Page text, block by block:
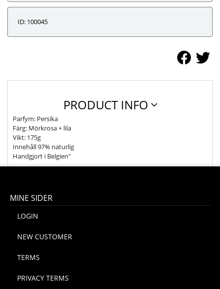
ID: 100045
PRODUCT INFO
Parfym: Persika
Färg: Mörkrosa + lila
Vikt: 175g
Innehåll 97% naturlig
Handgjort i Belgien"
MINE SIDER
LOGIN
NEW CUSTOMER
TERMS
PRIVACY TERMS